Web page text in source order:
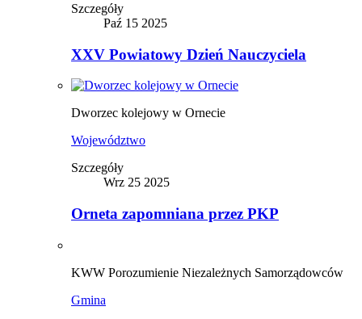
Szczegóły
Paź 15 2025
XXV Powiatowy Dzień Nauczyciela
Dworzec kolejowy w Ornecie
Województwo
Szczegóły
Wrz 25 2025
Orneta zapomniana przez PKP
KWW Porozumienie Niezależnych Samorządowców
Gmina